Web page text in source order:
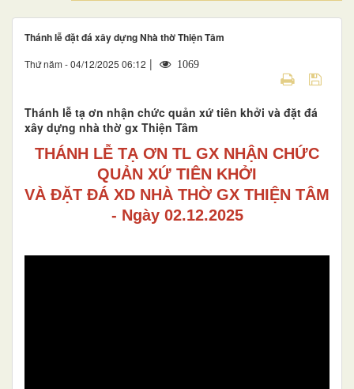
Thánh lễ đặt đá xây dựng Nhà thờ Thiện Tâm
Thứ năm - 04/12/2025 06:12 | 1069
Thánh lễ tạ ơn nhận chức quản xứ tiên khởi và đặt đá
xây dựng nhà thờ gx Thiện Tâm
THÁNH LỄ TẠ ƠN TL GX NHẬN CHỨC
QUẢN XỨ TIÊN KHỞI
VÀ ĐẶT ĐÁ XD NHÀ THỜ GX THIỆN TÂM
- Ngày 02.12.2025